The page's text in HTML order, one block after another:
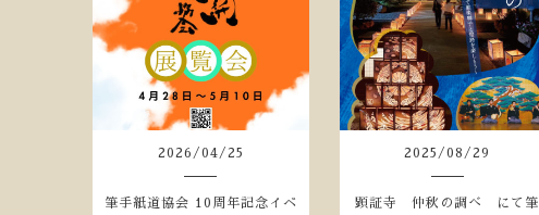
2026 / 04/ 25
筆手紙道協会 10周年記念イベ
2025 /08 /29
顕証寺 仲秋の調べ にて筆